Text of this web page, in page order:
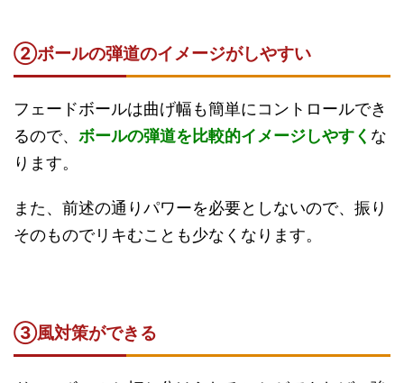
②ボールの弾道のイメージがしやすい
フェードボールは曲げ幅も簡単にコントロールでき
るので、 ボールの弾道を比較的イメージしやすく な
ります。
また、前述の通りパワーを必要としないので、振り
そのものでリキむことも少なくなります。
③風対策ができる